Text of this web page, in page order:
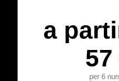
a
57
per 6